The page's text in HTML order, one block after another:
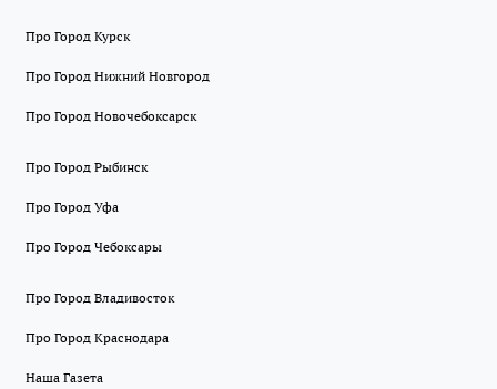
Про Город Курск
Про Город Нижний Новгород
Про Город Новочебоксарск
Про Город Рыбинск
Про Город Уфа
Про Город Чебоксары
Про Город Владивосток
Про Город Краснодара
Наша Газета